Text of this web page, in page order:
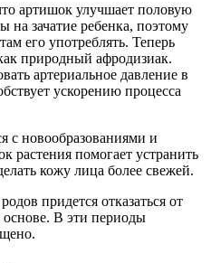
артишок улучшает половую
зачатие ребенка, поэтому
его употреблять. Теперь
природный афродизиак.
артериальное давление в
ускорению процесса
с новообразованиями и
растения помогает устранить
кожу лица более свежей.
придется отказаться от
основе. В эти периоды